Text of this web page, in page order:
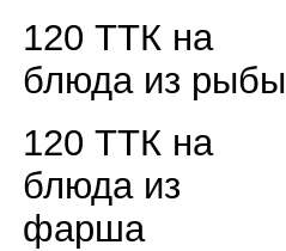
120 ТТК на
блюда из рыбы
120 ТТК на
блюда из
фарша